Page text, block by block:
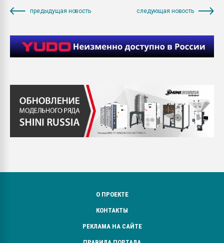
предыдущая новость следующая новость
О ПРОЕКТЕ
КОНТАКТЫ
РЕКЛАМА НА САЙТЕ